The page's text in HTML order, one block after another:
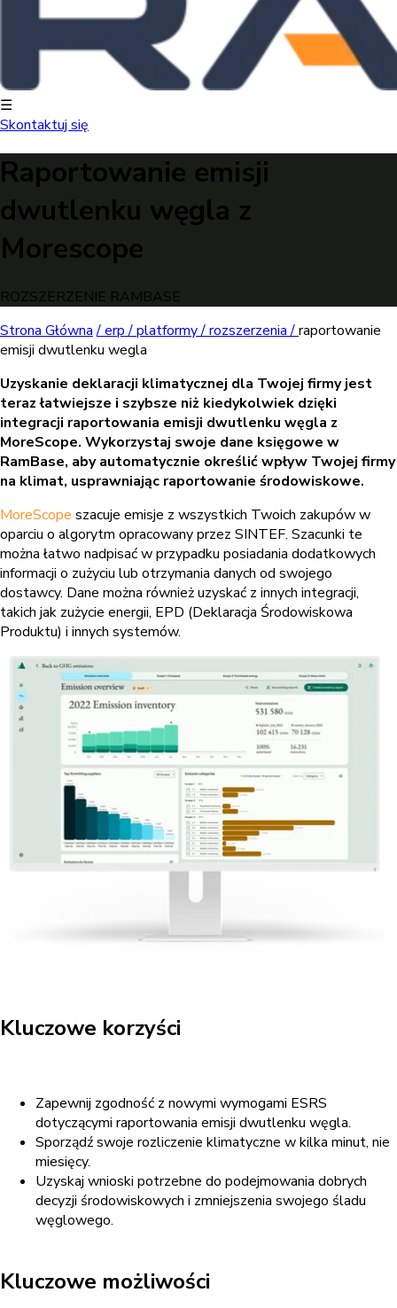
☰
Skontaktuj się
Raportowanie emisji
dwutlenku węgla z
Morescope
ROZSZERZENIE RAMBASE
Strona Główna /erp /platformy /rozszerzenia /raportowanie
emisji dwutlenku wegla
Uzyskanie deklaracji klimatycznej dla Twojej firmy jest
teraz łatwiejsze i szybsze niż kiedykolwiek dzięki
integracji raportowania emisji dwutlenku węgla z
MoreScope. Wykorzystaj swoje dane księgowe w
RamBase, aby automatycznie określić wpływ Twojej firmy
na klimat, usprawniając raportowanie środowiskowe.
MoreScope szacuje emisje z wszystkich Twoich zakupów w
oparciu o algorytm opracowany przez SINTEF. Szacunki te
można łatwo nadpisać w przypadku posiadania dodatkowych
informacji o zużyciu lub otrzymania danych od swojego
dostawcy. Dane można również uzyskać z innych integracji,
takich jak zużycie energii, EPD (Deklaracja Środowiskowa
Produktu) i innych systemów.
Kluczowe korzyści
Zapewnij zgodność z nowymi wymogami ESRS
dotyczącymi raportowania emisji dwutlenku węgla.
Sporządź swoje rozliczenie klimatyczne w kilka minut, nie
miesięcy.
Uzyskaj wnioski potrzebne do podejmowania dobrych
decyzji środowiskowych i zmniejszenia swojego śladu
węglowego.
Kluczowe możliwości